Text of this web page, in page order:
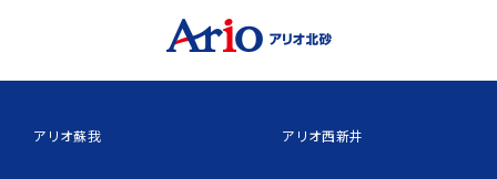
アリオ蘇我 アリオ西新井